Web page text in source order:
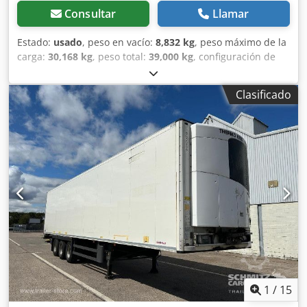
Consultar Llamar
Estado: usado, peso en vacío: 8,832 kg, peso máximo de la
carga: 30,168 kg, peso total: 39,000 kg, configuración de
07/2018
de carga:13,410 mm, anchura del espacio de carga:2,490
mm, altura del espacio de carga:
, volumen del
espacio de carga:86 m³ , amortiguación: aire
, tamaño del
neumático:385/65 R22,5, distancia entre ejes:7,600 mm,
color:blanco, Año de fabricación: 2018
, Equipamiento:
ABS , Peso en vacío: 8.832 kg, MMA: 39.000 kg, área de
carga (L A H): 13.410 mm x 2.490 mm x 2.600 mm. Tamaño
de neumáticos: 385/65 R22.5, volumen de área de carga:
86 m³, 1º eje: , 2º eje: , 3º eje: , suspensión neumática,
protección trasera antiempotramiento, sistema de frenos
electrónico EBS, enchufe de 1x15 y 2x7 pines, antispray,
Puede consultar el listado completo de vehículos
disponibles en nuestra web. ¿Necesita financiación?
Ofrecemos soluciones de financiación personalizadas,
contratos de mantenimiento completos y servicios
telemáticos. Estaremos encantados de asesorarle
Clasificado
1 / 15